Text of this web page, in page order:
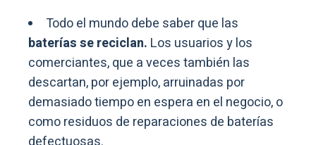
Todo el mundo debe saber que las
baterías se reciclan. Los usuarios y los
comerciantes, que a veces también las
descartan, por ejemplo, arruinadas por
demasiado tiempo en espera en el negocio, o
como residuos de reparaciones de baterías